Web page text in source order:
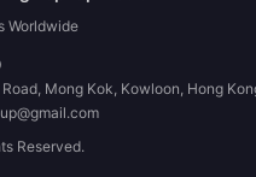
Worldwide
Mong Kok, Kowloon, Hong
Reserved.